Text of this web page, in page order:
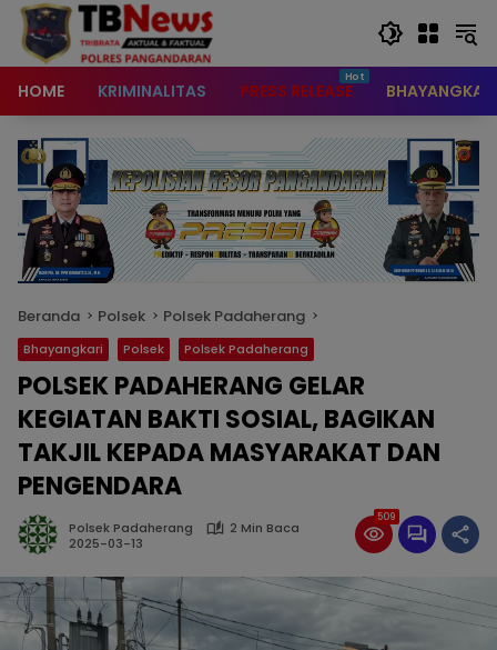
content
HOME KRIMINALITAS PRESS RELEASE BHAYANGKARI
Beranda Polsek Polsek Padaherang
Bhayangkari Polsek Polsek Padaherang
POLSEK PADAHERANG GELAR
KEGIATAN BAKTI SOSIAL, BAGIKAN
TAKJIL KEPADA MASYARAKAT DAN
PENGENDARA
Polsek Padaherang
2 Min Baca
2025-03-13
509